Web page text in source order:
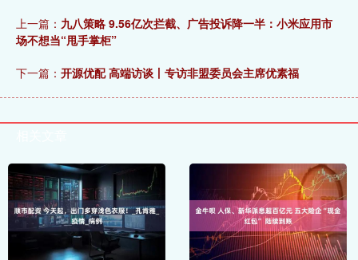
上一篇： 九八策略 9.56亿次拦截、广告投诉降一半：小米应用市
场不想当“甩手掌柜”
下一篇： 开源优配 高端访谈丨专访非盟委员会主席优素福